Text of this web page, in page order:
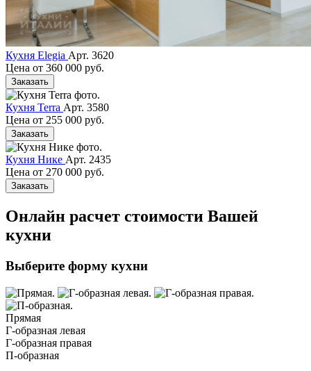
Кухня Elegia Арт. 3620
Цена от 360 000 руб.
Заказать
Кухня Terra Арт. 3580
Цена от 255 000 руб.
Заказать
Кухня Нике Арт. 2435
Цена от 270 000 руб.
Заказать
Онлайн расчет стоимости Вашей
кухни
Выберите форму кухни
Прямая
Г-образная левая
Г-образная правая
П-образная